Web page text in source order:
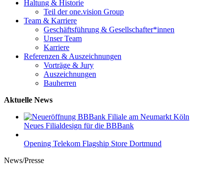
Haltung & Historie
Teil der one.vision Group
Team & Karriere
Geschäftsführung & Gesellschafter*innen
Unser Team
Karriere
Referenzen & Auszeichnungen
Vorträge & Jury
Auszeichnungen
Bauherren
Aktuelle News
Neues Filialdesign für die BBBank
Opening Telekom Flagship Store Dortmund
News/Presse